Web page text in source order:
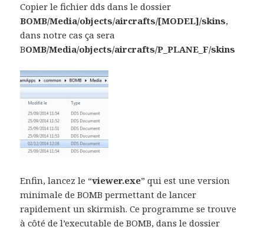
Copier le fichier dds dans le dossier
BOMB/Media/objects/aircrafts/[MODEL]/skins,
dans notre cas ça sera
BOMB/Media/objects/aircrafts/P_PLANE_F/skins
Enfin, lancez le “viewer.exe” qui est une version
minimale de BOMB permettant de lancer
rapidement un skirmish. Ce programme se trouve
à côté de l’executable de BOMB, dans le dossier